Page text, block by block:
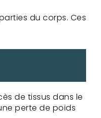
du corps. Ces
de tissus dans le
perte de poids